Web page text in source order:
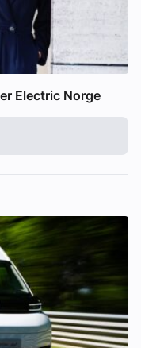
Electric Norge